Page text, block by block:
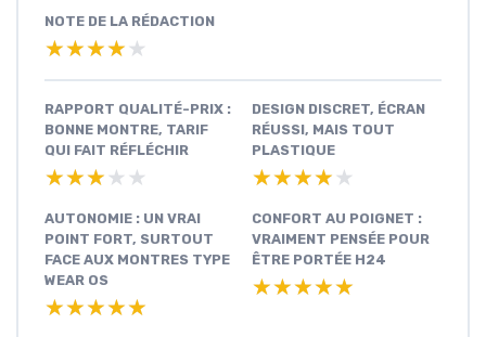
NOTE DE LA RÉDACTION
★★★★★
★★★★★
RAPPORT QUALITÉ-PRIX :
BONNE MONTRE, TARIF
QUI FAIT RÉFLÉCHIR
★★★★★
★★★★★
DESIGN DISCRET, ÉCRAN
RÉUSSI, MAIS TOUT
PLASTIQUE
★★★★★
★★★★★
AUTONOMIE : UN VRAI
POINT FORT, SURTOUT
FACE AUX MONTRES TYPE
WEAR OS
★★★★★
★★★★★
CONFORT AU POIGNET :
VRAIMENT PENSÉE POUR
ÊTRE PORTÉE H24
★★★★★
★★★★★